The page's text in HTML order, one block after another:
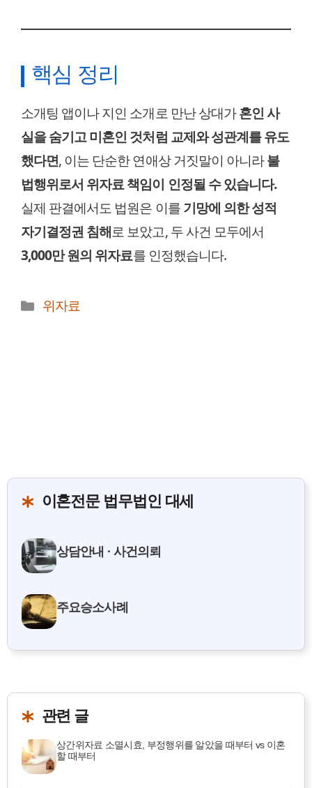
핵심 정리
소개팅 앱이나 지인 소개로 만난 상대가혼인 사
실을 숨기고 미혼인 것처럼 교제와 성관계를 유도
했다면, 이는 단순한 연애상 거짓말이 아니라불
법행위로서 위자료 책임이 인정될 수 있습니다.
실제 판결에서도 법원은 이를기망에 의한 성적
자기결정권 침해로 보았고, 두 사건 모두에서
3,000만 원의 위자료를 인정했습니다.
카
위자료
이혼전문 법무법인 대세
상담안내 · 사건의뢰
주요승소사례
관련 글
상간위자료 소멸시효, 부정행위를 알았을 때부터 vs 이혼
할 때부터